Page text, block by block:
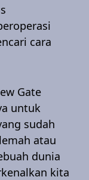
cara
Gate
untuk
sudah
atau
dunia
kita